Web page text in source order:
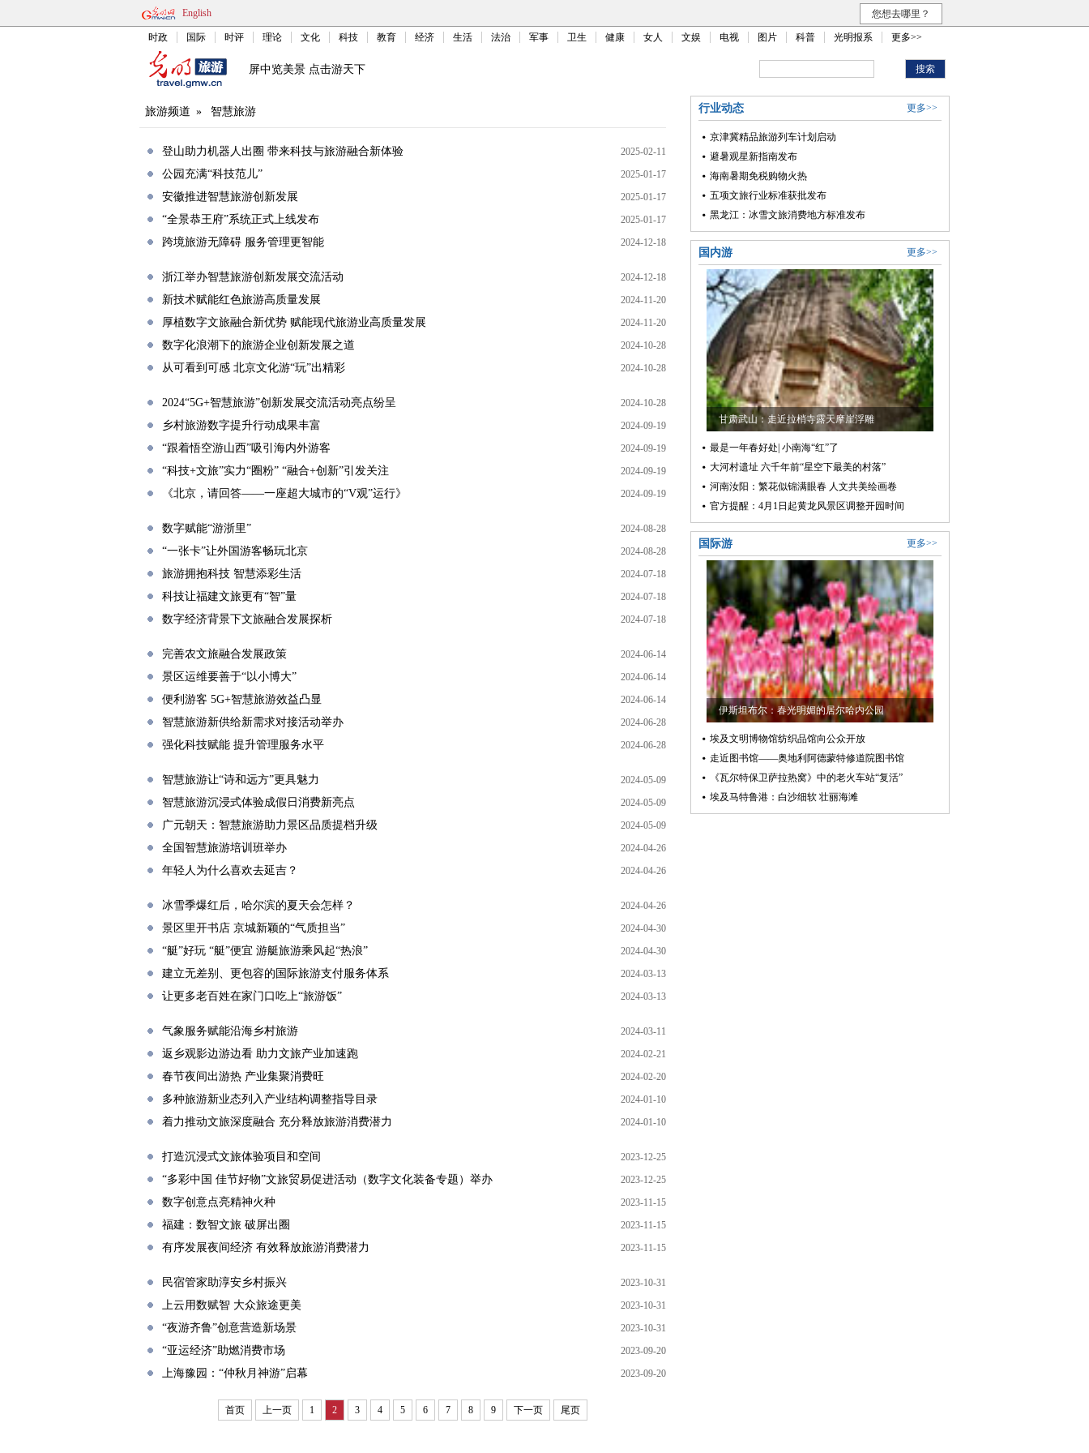
English 您想去哪里？
时政 国际 时评 理论 文化 科技 教育 经济 生活 法治 军事 卫生 健康 女人 文娱 电视 图片 科普 光明报系 更多>>
屏中览美景 点击游天下
旅游频道 » 智慧旅游
登山助力机器人出圈 带来科技与旅游融合新体验 2025-02-11
公园充满“科技范儿” 2025-01-17
安徽推进智慧旅游创新发展 2025-01-17
“全景恭王府”系统正式上线发布 2025-01-17
跨境旅游无障碍 服务管理更智能 2024-12-18
浙江举办智慧旅游创新发展交流活动 2024-12-18
新技术赋能红色旅游高质量发展 2024-11-20
厚植数字文旅融合新优势 赋能现代旅游业高质量发展 2024-11-20
数字化浪潮下的旅游企业创新发展之道 2024-10-28
从可看到可感 北京文化游“玩”出精彩 2024-10-28
2024“5G+智慧旅游”创新发展交流活动亮点纷呈 2024-10-28
乡村旅游数字提升行动成果丰富 2024-09-19
“跟着悟空游山西”吸引海内外游客 2024-09-19
“科技+文旅”实力“圈粉” “融合+创新”引发关注 2024-09-19
《北京，请回答——一座超大城市的“V观”运行》 2024-09-19
数字赋能“游浙里” 2024-08-28
“一张卡”让外国游客畅玩北京 2024-08-28
旅游拥抱科技 智慧添彩生活 2024-07-18
科技让福建文旅更有“智”量 2024-07-18
数字经济背景下文旅融合发展探析 2024-07-18
完善农文旅融合发展政策 2024-06-14
景区运维要善于“以小博大” 2024-06-14
便利游客 5G+智慧旅游效益凸显 2024-06-14
智慧旅游新供给新需求对接活动举办 2024-06-28
强化科技赋能 提升管理服务水平 2024-06-28
智慧旅游让“诗和远方”更具魅力 2024-05-09
智慧旅游沉浸式体验成假日消费新亮点 2024-05-09
广元朝天：智慧旅游助力景区品质提档升级 2024-05-09
全国智慧旅游培训班举办 2024-04-26
年轻人为什么喜欢去延吉？ 2024-04-26
冰雪季爆红后，哈尔滨的夏天会怎样？ 2024-04-26
景区里开书店 京城新颖的“气质担当” 2024-04-30
“艇”好玩 “艇”便宜 游艇旅游乘风起“热浪” 2024-04-30
建立无差别、更包容的国际旅游支付服务体系 2024-03-13
让更多老百姓在家门口吃上“旅游饭” 2024-03-13
气象服务赋能沿海乡村旅游 2024-03-11
返乡观影边游边看 助力文旅产业加速跑 2024-02-21
春节夜间出游热 产业集聚消费旺 2024-02-20
多种旅游新业态列入产业结构调整指导目录 2024-01-10
着力推动文旅深度融合 充分释放旅游消费潜力 2024-01-10
打造沉浸式文旅体验项目和空间 2023-12-25
“多彩中国 佳节好物”文旅贸易促进活动（数字文化装备专题）举办 2023-12-25
数字创意点亮精神火种 2023-11-15
福建：数智文旅 破屏出圈 2023-11-15
有序发展夜间经济 有效释放旅游消费潜力 2023-11-15
民宿管家助淳安乡村振兴 2023-10-31
上云用数赋智 大众旅途更美 2023-10-31
“夜游齐鲁”创意营造新场景 2023-10-31
“亚运经济”助燃消费市场 2023-09-20
上海豫园：“仲秋月神游”启幕 2023-09-20
首页 上一页 1 2 3 4 5 6 7 8 9 下一页 尾页
行业动态 更多>>
京津冀精品旅游列车计划启动
避暑观星新指南发布
海南暑期免税购物火热
五项文旅行业标准获批发布
黑龙江：冰雪文旅消费地方标准发布
国内游 更多>>
甘肃武山：走近拉梢寺露天摩崖浮雕
最是一年春好处| 小南海“红”了
大河村遗址 六千年前“星空下最美的村落”
河南汝阳：繁花似锦满眼春 人文共美绘画卷
官方提醒：4月1日起黄龙风景区调整开园时间
国际游 更多>>
伊斯坦布尔：春光明媚的居尔哈内公园
埃及文明博物馆纺织品馆向公众开放
走近图书馆——奥地利阿德蒙特修道院图书馆
《瓦尔特保卫萨拉热窝》中的老火车站“复活”
埃及马特鲁港：白沙细软 壮丽海滩